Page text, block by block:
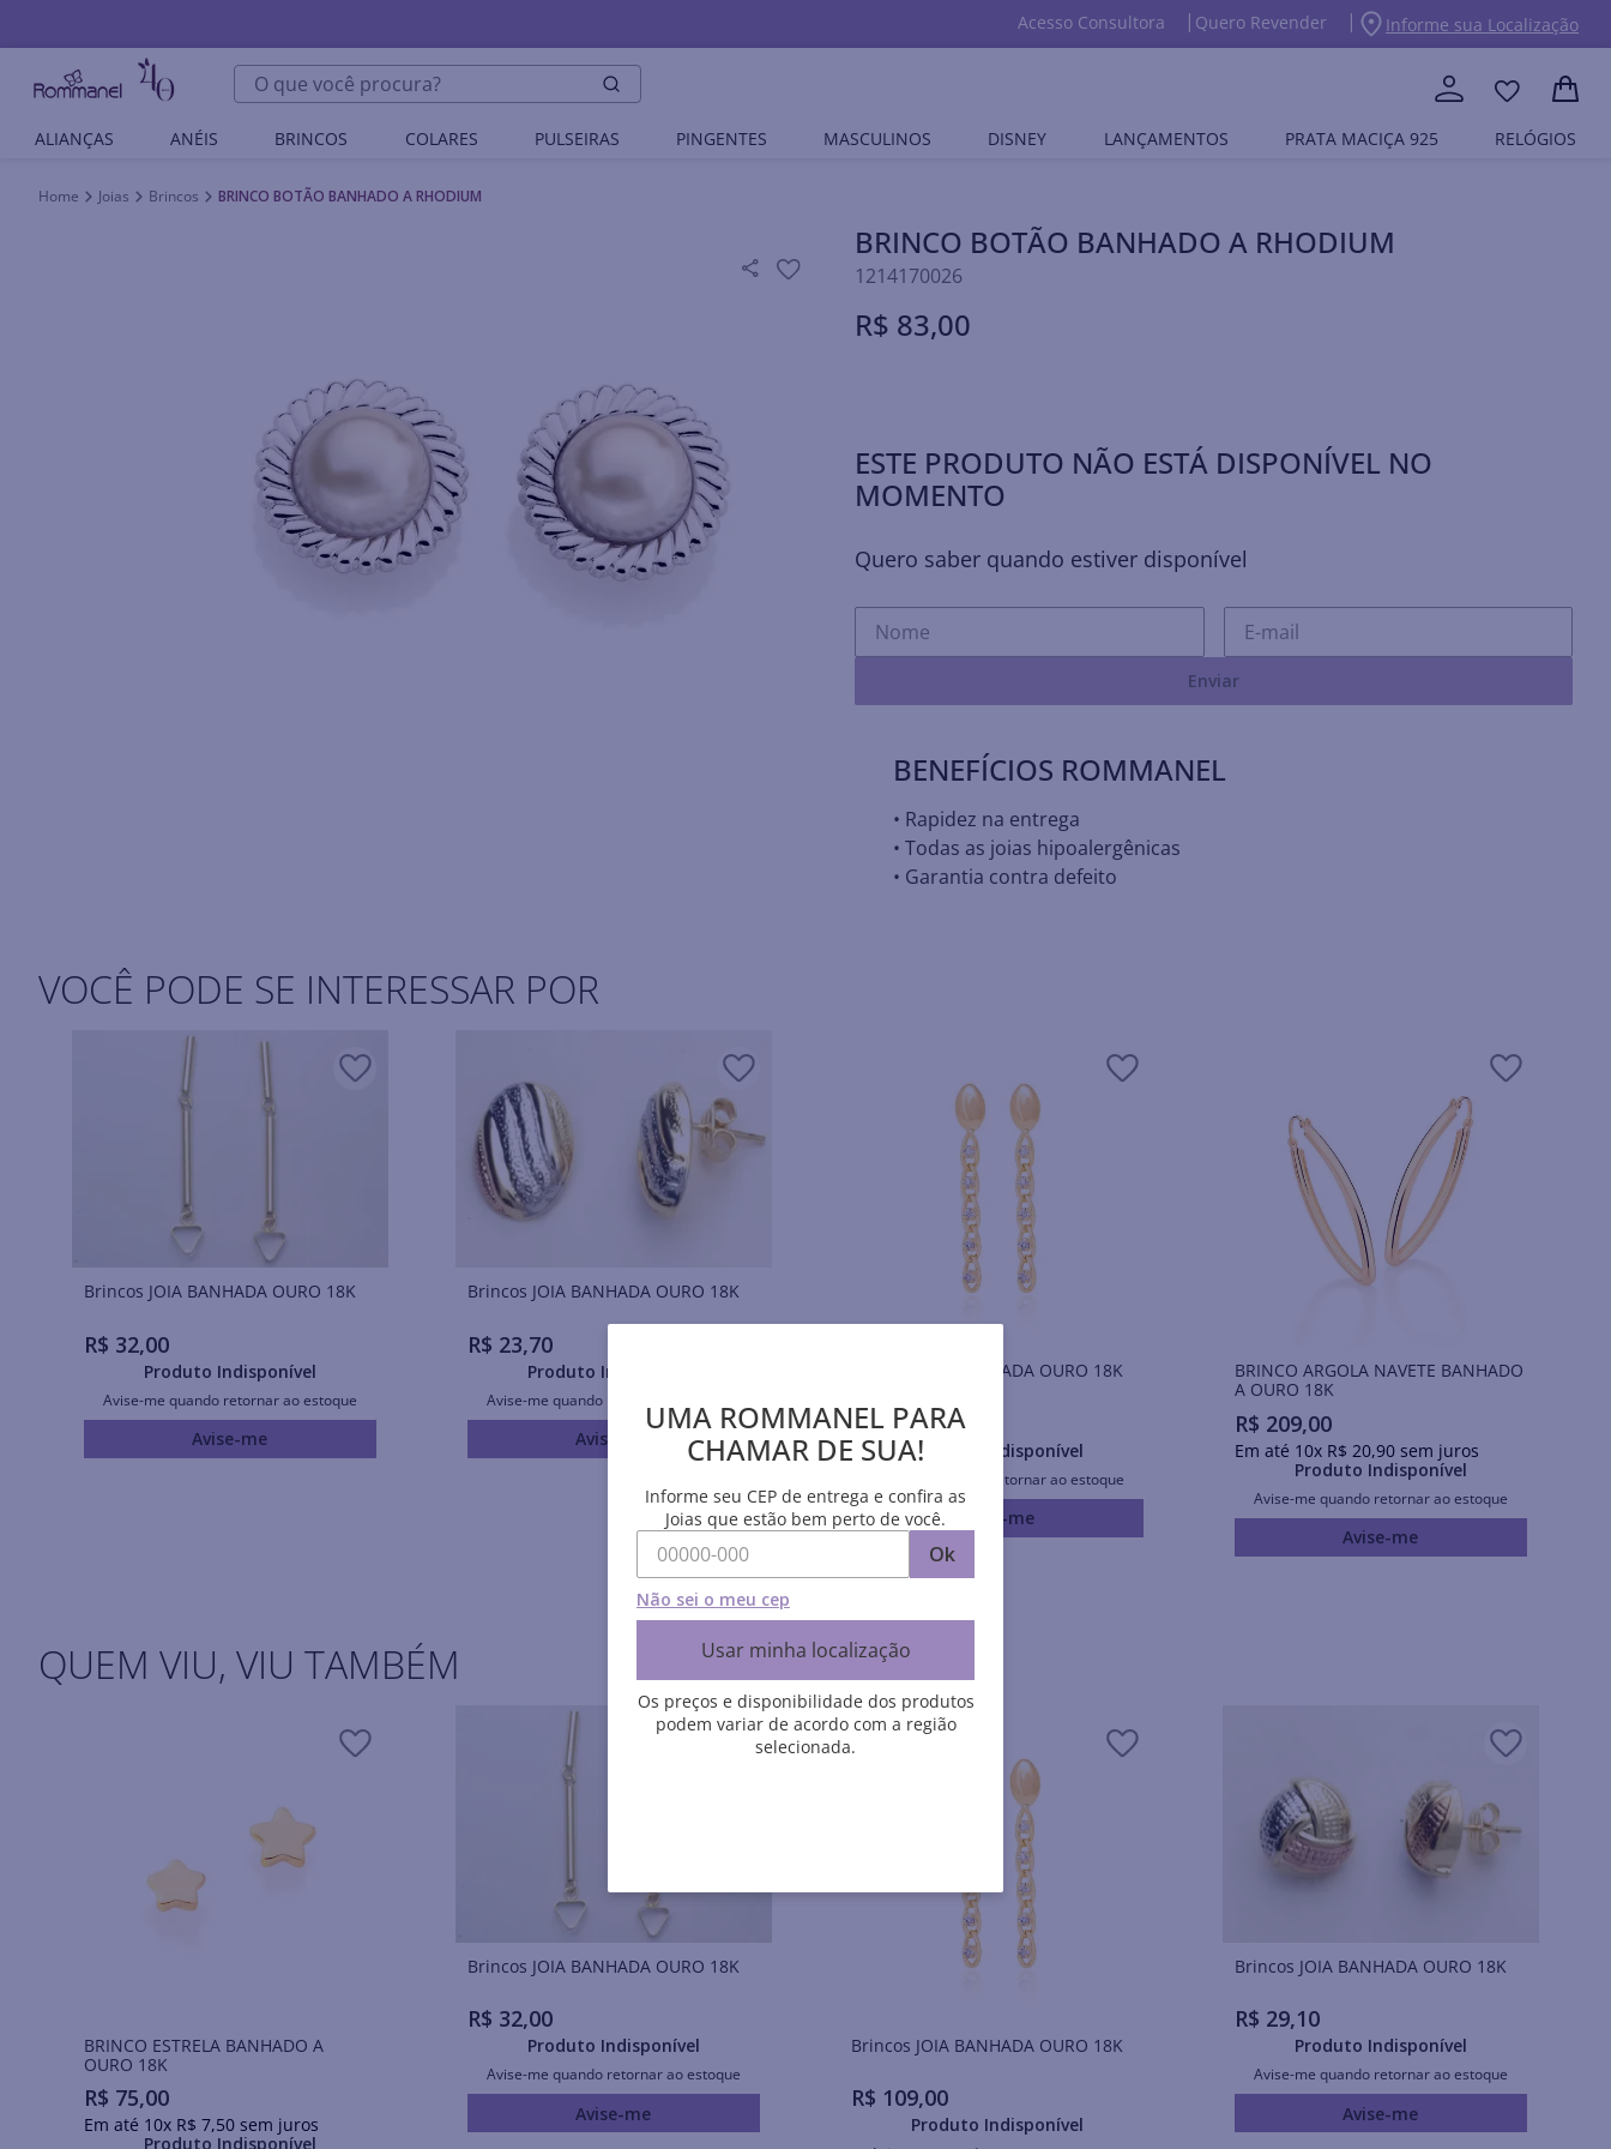
Acesso Consultora Quero Revender Informe sua Localização
O que você procura?
ALIANÇAS ANÉIS BRINCOS COLARES PULSEIRAS PINGENTES MASCULINOS DISNEY LANÇAMENTOS PRATA MACIÇA 925 RELÓGIOS
Joias Brincos BRINCO BOTÃO BANHADO A RHODIUM
BRINCO BOTÃO BANHADO A RHODIUM
1214170026
R$ 83,00
ESTE PRODUTO NÃO ESTÁ DISPONÍVEL NO
MOMENTO
Quero saber quando estiver disponível
Enviar
BENEFÍCIOS ROMMANEL
• Rapidez na entrega
• Todas as joias hipoalergênicas
• Garantia contra defeito
VOCÊ PODE SE INTERESSAR POR
Brincos JOIA BANHADA OURO 18K
R$ 32,00
Produto Indisponível
Avise-me quando retornar ao estoque
Avise-me
Brincos JOIA BANHADA OURO 18K
R$ 23,70
Produto Indisponível
Avise-me quando retornar ao estoque
Avise-me
Brincos JOIA BANHADA OURO 18K
R$ 109,00
Produto Indisponível
Avise-me quando retornar ao estoque
Avise-me
BRINCO ARGOLA NAVETE BANHADO
A OURO 18K
R$ 209,00
Em até 10x R$ 20,90sem juros
Produto Indisponível
Avise-me quando retornar ao estoque
Avise-me
QUEM VIU, VIU TAMBÉM
BRINCO ESTRELA BANHADO A
OURO 18K
R$ 75,00
Em até 10x R$ 7,50sem juros
Produto Indisponível
Brincos JOIA BANHADA OURO 18K
R$ 32,00
Produto Indisponível
Avise-me quando retornar ao estoque
Avise-me
Brincos JOIA BANHADA OURO 18K
R$ 109,00
Produto Indisponível
Brincos JOIA BANHADA OURO 18K
R$ 29,10
Produto Indisponível
Avise-me quando retornar ao estoque
Avise-me
UMA ROMMANEL PARA
CHAMAR DE SUA!
Informe seu CEP de entrega e confira as
Joias que estão bem perto de você.
Ok
Não sei o meu cep
Usar minha localização
Os preços e disponibilidade dos produtos
podem variar de acordo com a região
selecionada.